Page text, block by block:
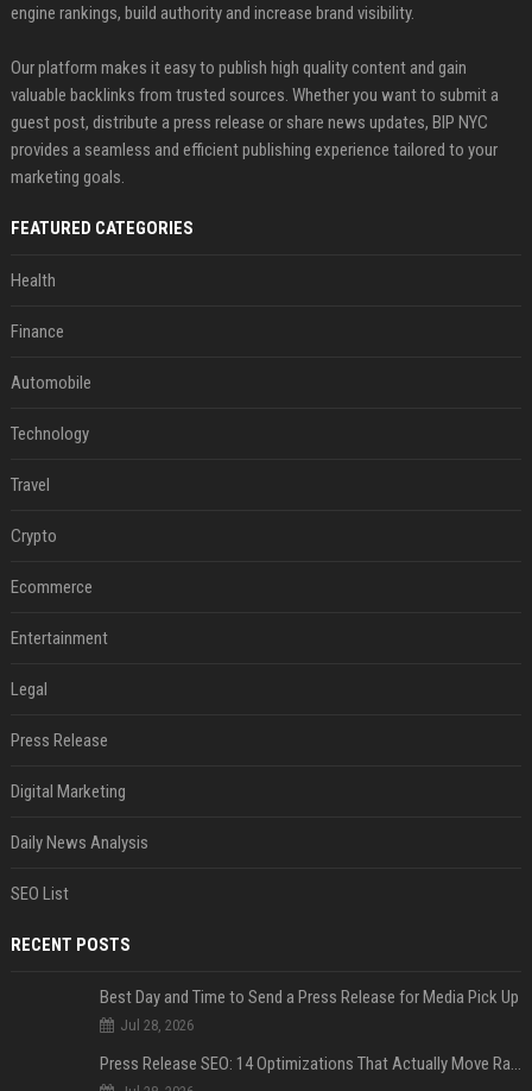
engine rankings, build authority and increase brand visibility.
Our platform makes it easy to publish high quality content and gain
valuable backlinks from trusted sources. Whether you want to submit a
guest post, distribute a press release or share news updates, BIP NYC
provides a seamless and efficient publishing experience tailored to your
marketing goals.
FEATURED CATEGORIES
Health
Finance
Automobile
Technology
Travel
Crypto
Ecommerce
Entertainment
Legal
Press Release
Digital Marketing
Daily News Analysis
SEO List
RECENT POSTS
Best Day and Time to Send a Press Release for Media Pick Up
Jul 28, 2026
Press Release SEO: 14 Optimizations That Actually Move Rankings